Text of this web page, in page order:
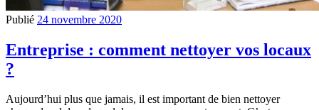
Publié 24 novembre 2020
Entreprise : comment nettoyer vos locaux
?
Aujourd’hui plus que jamais, il est important de bien nettoyer